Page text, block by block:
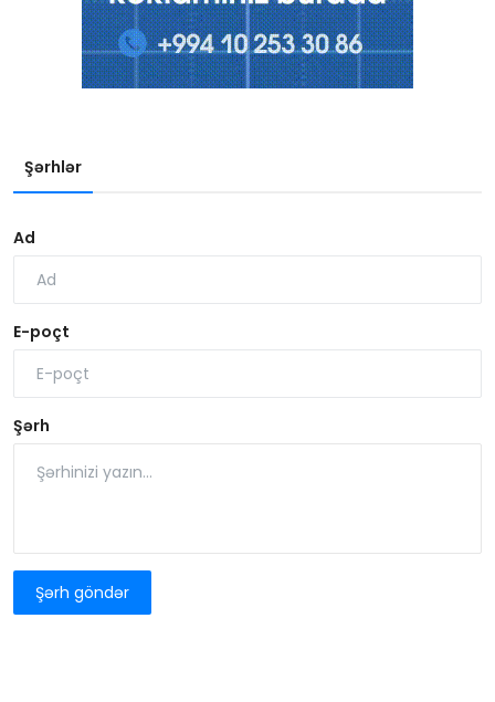
Şərhlər
Ad
E-poçt
Şərh
Şərh göndər